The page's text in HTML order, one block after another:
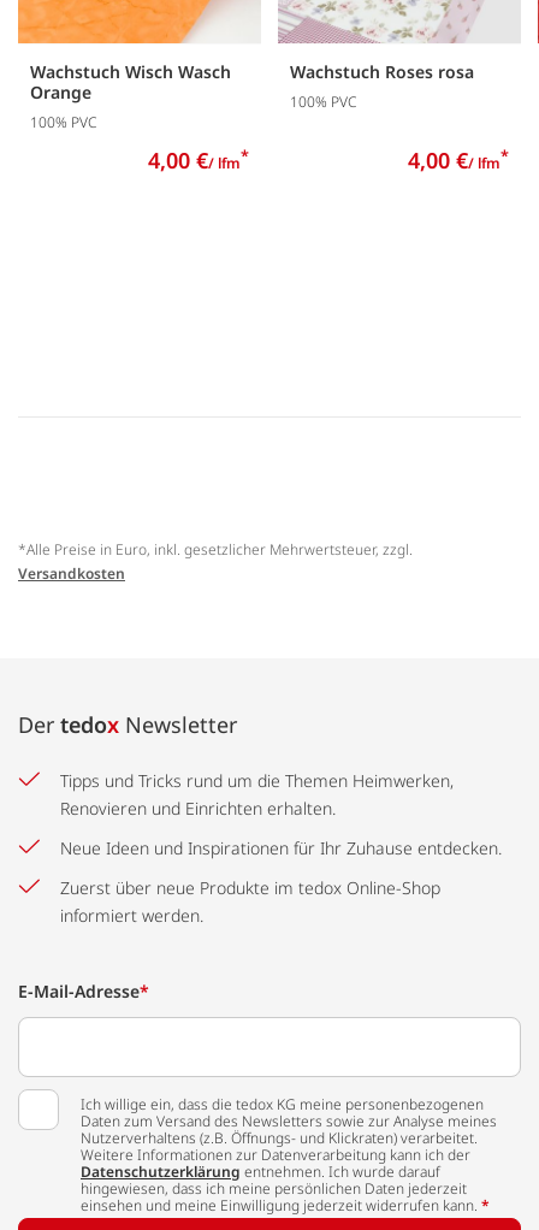
Wachstuch Wisch Wasch
Orange
100% PVC
4,00 €/ lfm*
Wachstuch Roses rosa
100% PVC
4,00 €/ lfm*
*Alle Preise in Euro, inkl. gesetzlicher Mehrwertsteuer, zzgl.
Versandkosten
Der tedox Newsletter
Tipps und Tricks rund um die Themen Heimwerken,
Renovieren und Einrichten erhalten.
Neue Ideen und Inspirationen für Ihr Zuhause entdecken.
Zuerst über neue Produkte im tedox Online-Shop
informiert werden.
E-Mail-Adresse*
Ich willige ein, dass die tedox KG meine personenbezogenen
Daten zum Versand des Newsletters sowie zur Analyse meines
Nutzerverhaltens (z.B. Öffnungs- und Klickraten) verarbeitet.
Weitere Informationen zur Datenverarbeitung kann ich der
Datenschutzerklärung entnehmen. Ich wurde darauf
hingewiesen, dass ich meine persönlichen Daten jederzeit
einsehen und meine Einwilligung jederzeit widerrufen kann. *